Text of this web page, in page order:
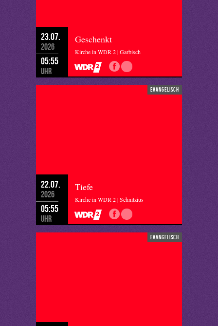
23.07.
2026
05:55
Uhr
Geschenkt
Kirche in WDR 2 | Garbisch
evangelisch
22.07.
2026
05:55
Uhr
Tiefe
Kirche in WDR 2 | Schnitzius
evangelisch